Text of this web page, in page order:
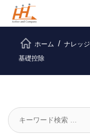
ホーム ナレッジ
基礎控除